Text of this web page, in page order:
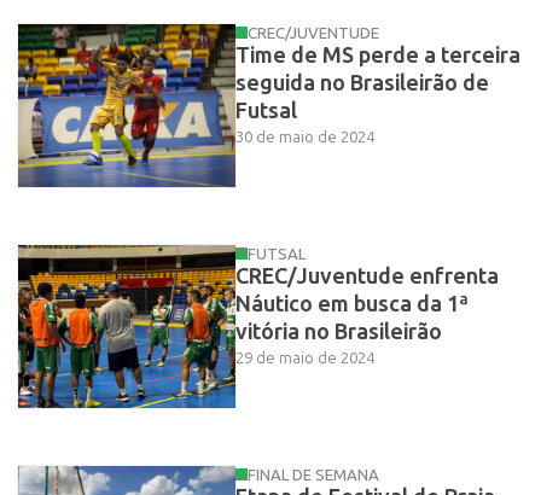
CREC/JUVENTUDE
Time de MS perde a terceira
seguida no Brasileirão de
Futsal
30 de maio de 2024
FUTSAL
CREC/Juventude enfrenta
Náutico em busca da 1ª
vitória no Brasileirão
29 de maio de 2024
FINAL DE SEMANA